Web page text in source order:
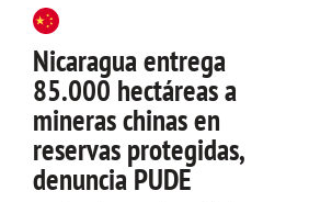
Nicaragua entrega
85.000 hectáreas a
mineras chinas en
reservas protegidas,
denuncia PUDE